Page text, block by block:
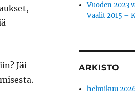
Jäi
Vuoden 2023
Vaalit 2015 –
ARKISTO
helmikuu